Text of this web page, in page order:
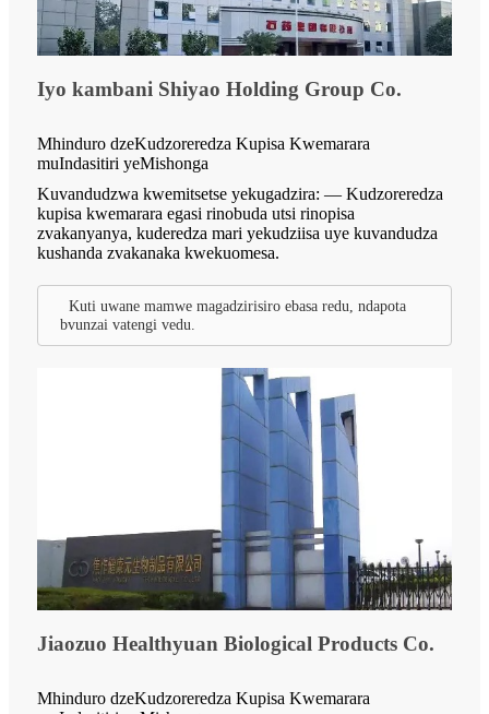
Iyo kambani Shiyao Holding Group Co.
Mhinduro dzeKudzoreredza Kupisa Kwemarara
muIndasitiri yeMishonga
Kuvandudzwa kwemitsetse yekugadzira: — Kudzoreredza
kupisa kwemarara egasi rinobuda utsi rinopisa
zvakanyanya, kuderedza mari yekudziisa uye kuvandudza
kushanda zvakanaka kwekuomesa.
Kuti uwane mamwe magadzirisiro ebasa redu, ndapota
bvunzai vatengi vedu.
Jiaozuo Healthyuan Biological Products Co.
Mhinduro dzeKudzoreredza Kupisa Kwemarara